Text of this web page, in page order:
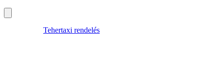
Tehertaxi rendelés